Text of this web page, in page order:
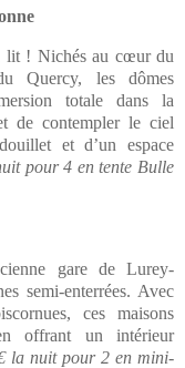
lit ! Nichés au cœur du
Quercy, les dômes
totale dans la
de contempler le ciel
et d’un espace
pour 4 en tente Bulle
gare de Lurey-
semi-enterrées. Avec
ces maisons
offrant un intérieur
la nuit pour 2 en mini-